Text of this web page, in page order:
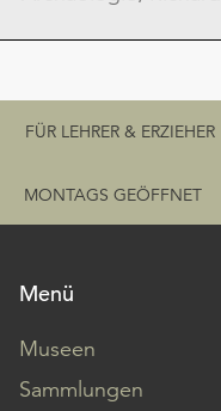
Schnellzugriff
FÜR LEHRER & ERZIEHER
MONTAGS GEÖFFNET
Menü
Museen
Sammlungen